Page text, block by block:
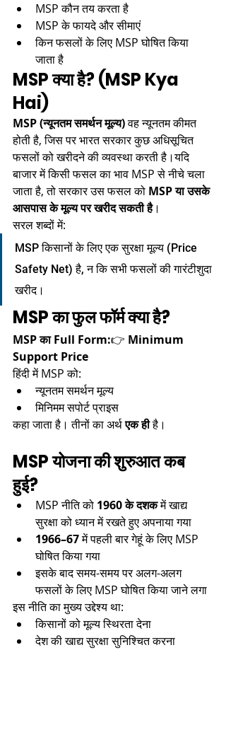
MSP कौन तय करता है
MSP के फायदे और सीमाएं
किन फसलों के लिए MSP घोषित किया
जाता है
MSP क्या है? (MSP Kya
Hai)
MSP (न्यूनतम समर्थन मूल्य) वह न्यूनतम कीमत
होती है, जिस पर भारत सरकार कुछ अधिसूचित
फसलों को खरीदने की व्यवस्था करती है।यदि
बाजार में किसी फसल का भाव MSP से नीचे चला
जाता है, तो सरकार उस फसल को MSP या उसके
आसपास के मूल्य पर खरीद सकती है।
सरल शब्दों में:
MSP किसानों के लिए एक सुरक्षा मूल्य (Price
Safety Net) है, न कि सभी फसलों की गारंटीशुदा
खरीद।
MSP का फुल फॉर्म क्या है?
MSP का Full Form:👉 Minimum
Support Price
हिंदी में MSP को:
न्यूनतम समर्थन मूल्य
मिनिमम सपोर्ट प्राइस
कहा जाता है। तीनों का अर्थ एक ही है।
MSP योजना की शुरुआत कब
हुई?
MSP नीति को 1960 के दशक में खाद्य
सुरक्षा को ध्यान में रखते हुए अपनाया गया
1966–67 में पहली बार गेहूं के लिए MSP
घोषित किया गया
इसके बाद समय-समय पर अलग-अलग
फसलों के लिए MSP घोषित किया जाने लगा
इस नीति का मुख्य उद्देश्य था:
किसानों को मूल्य स्थिरता देना
देश की खाद्य सुरक्षा सुनिश्चित करना